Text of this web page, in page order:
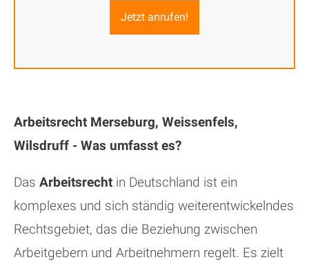
Jetzt anrufen!
Arbeitsrecht Merseburg, Weissenfels,
Wilsdruff - Was umfasst es?
Das Arbeitsrecht in Deutschland ist ein
komplexes und sich ständig weiterentwickelndes
Rechtsgebiet, das die Beziehung zwischen
Arbeitgebern und Arbeitnehmern regelt. Es zielt